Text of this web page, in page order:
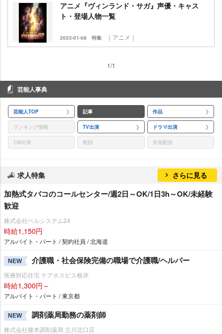
アニメ『ヴィンランド・サガ』声優・キャス
ト・登場人物一覧
2023-01-08 特集 ｜アニメ｜
1/1
芸能人事典
芸能人TOP 記事 作品
ランキング情報 TV出演 ドラマ出演
CM出演 歌詞 音楽配信
求人特集 さらに見る
加熱式タバコのコールセンター/週2日～OK/1日3h～OK/未経験
歓迎
株式会社ベルシステム24
時給1,150円
アルバイト・パート / 契約社員 / 北海道
NEW 介護職・社会保険完備の職場で介護職/ヘルパー
医療対応住宅 ケアホスピス根岸
時給1,300円～
アルバイト・パート / 東京都
NEW 調剤薬局勤務の薬剤師
株式会社榎本調剤薬局 立川北口店